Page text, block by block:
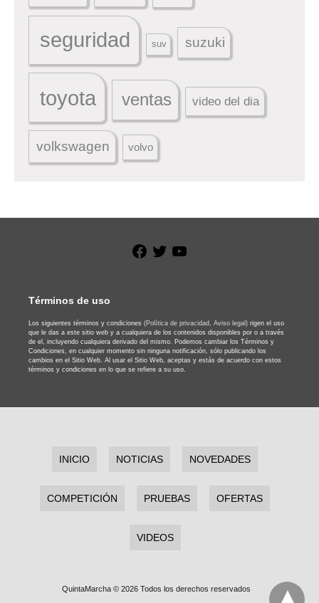
seguridad suv suzuki
toyota ventas video del dia
volkswagen volvo
Facebook
Twitter
Términos de uso
Los siguientes términos y condiciones (Política de privacidad, Aviso legal) rigen el uso
que le das a este sitio web y a cualquiera de los contenidos disponibles por o a través
de el, incluyendo cualquiera derivado del mismo. Podemos cambiar los Términos y
Condiciones, en cualquier momento sin ninguna notificación, sólo publicando los
cambios en el Sitio Web. Al usar el Sitio Web, aceptas y estás de acuerdo con estos
términos y condiciones en lo que se refiere a su uso.
INICIO NOTICIAS NOVEDADES
COMPETICIÓN PRUEBAS OFERTAS
VIDEOS
QuintaMarcha © 2026 Todos los derechos reservados